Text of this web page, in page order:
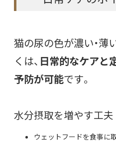
猫の尿の色が濃い・薄
くは、 日常的なケアと
予防が可能です。
水分摂取を増やす工夫
ウェットフードを食事に